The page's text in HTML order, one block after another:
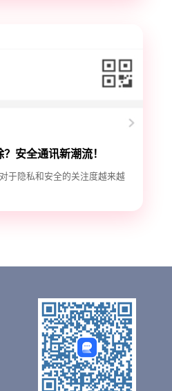
安全通讯新潮流！
于隐私和安全的关注度越来越